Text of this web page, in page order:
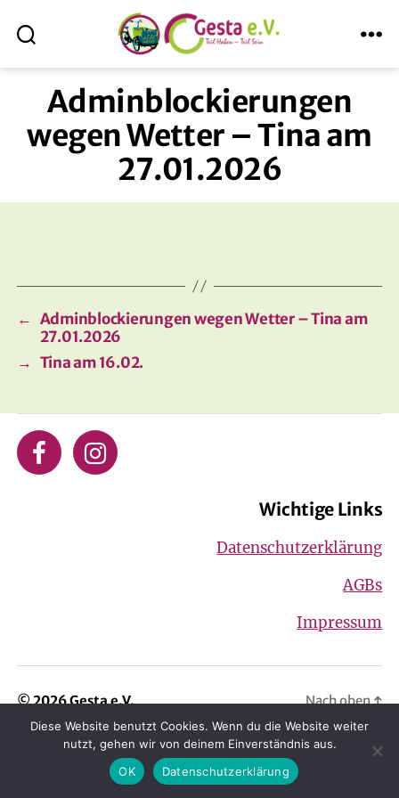
ABmitLara
Adminblockierungen
wegen Wetter – Tina am
27.01.2026
← Adminblockierungen wegen Wetter – Tina am
27.01.2026
→ Tina am 16.02.
Wichtige Links
Datenschutzerklärung
AGBs
Impressum
© 2026 Gesta e.V. Nach oben↑
Diese Website benutzt Cookies. Wenn du die Website weiter
nutzt, gehen wir von deinem Einverständnis aus.
OK
Datenschutzerklärung